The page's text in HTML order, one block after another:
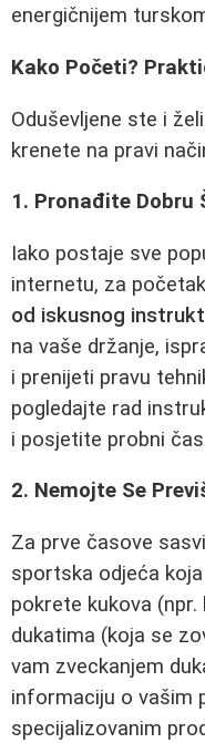
energičnijem
Kako Početi?
Oduševljene ste i
krenete na pravi
1. Pronađite
Iako postaje sve
internetu, za
od iskusnog
na vaše držanje,
i prenijeti pravu
pogledajte rad
i posjetite probni
2. Nemojte Se
Za prve časove
sportska odjeća
pokrete kukova
dukatima (koja se
vam zveckanjem
informaciju o vašim
specijalizovanim